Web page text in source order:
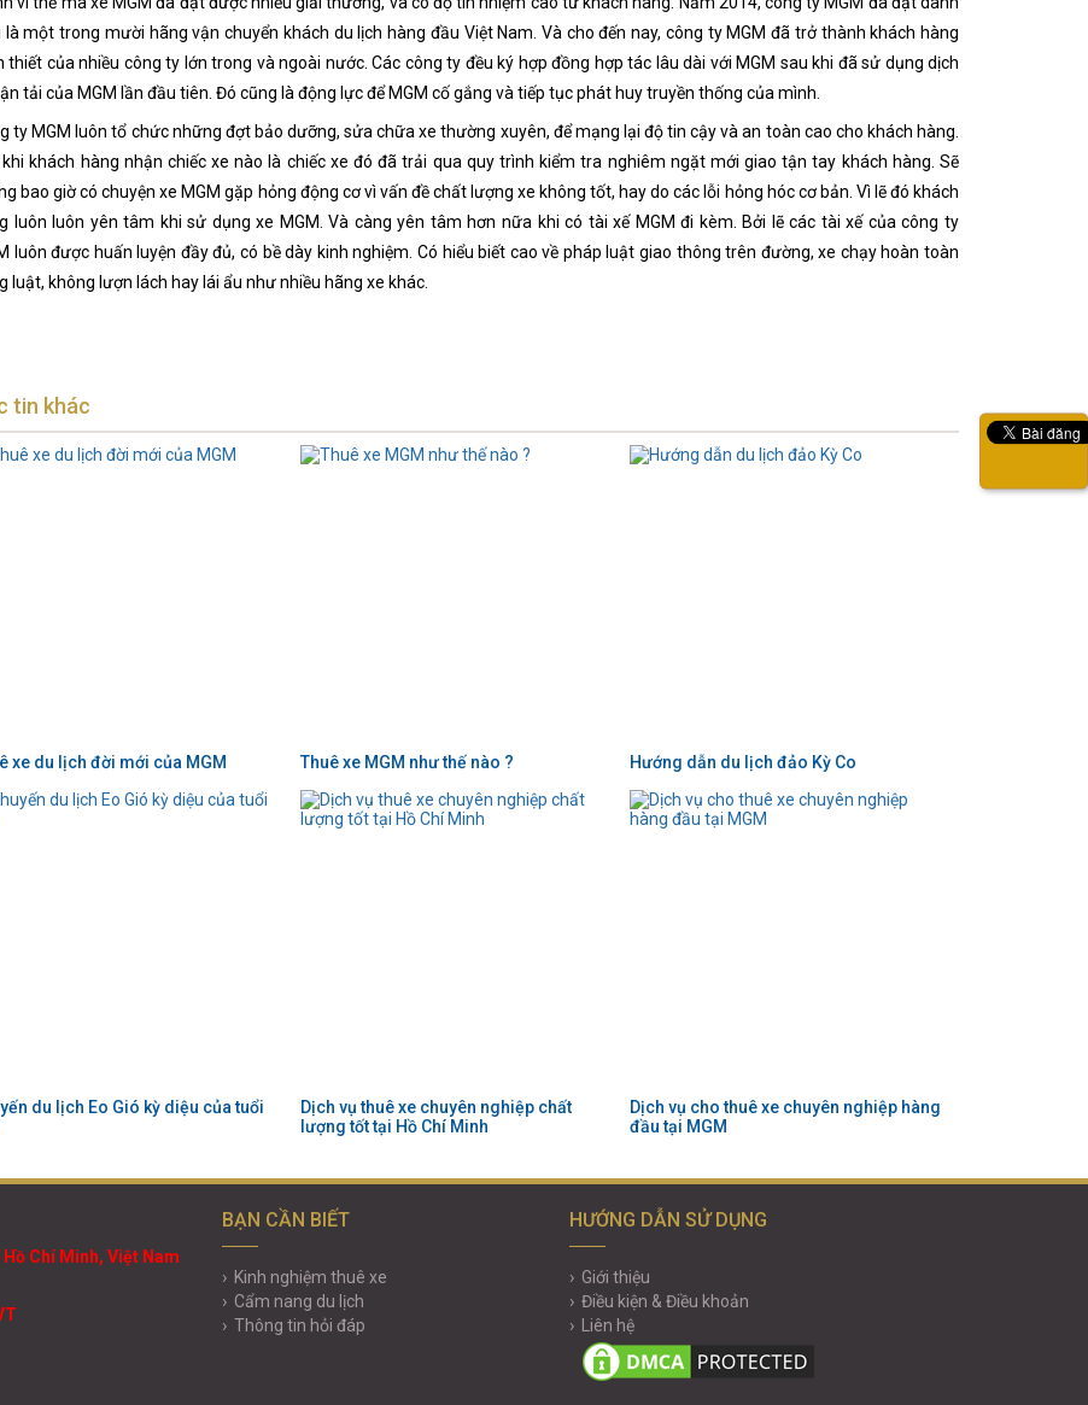
là một trong mười hãng vận chuyển khách du lịch hàng đầu Việt Nam. Và cho đến nay, công ty MGM đã trở thành khách hàng
thiết của nhiều công ty lớn trong và ngoài nước. Các công ty đều ký hợp đồng hợp tác lâu dài với MGM sau khi đã sử dụng dịch
tải của MGM lần đầu tiên. Đó cũng là động lực để MGM cố gắng và tiếp tục phát huy truyền thống của mình.
ty MGM luôn tổ chức những đợt bảo dưỡng, sửa chữa xe thường xuyên, để mạng lại độ tin cậy và an toàn cao cho khách hàng.
khi khách hàng nhận chiếc xe nào là chiếc xe đó đã trải qua quy trình kiểm tra nghiêm ngặt mới giao tận tay khách hàng. Sẽ
bao giờ có chuyện xe MGM gặp hỏng động cơ vì vấn đề chất lượng xe không tốt, hay do các lỗi hỏng hóc cơ bản. Vì lẽ đó khách
luôn luôn yên tâm khi sử dụng xe MGM. Và càng yên tâm hơn nữa khi có tài xế MGM đi kèm. Bởi lẽ các tài xế của công ty
luôn được huấn luyện đầy đủ, có bề dày kinh nghiệm. Có hiểu biết cao về pháp luật giao thông trên đường, xe chạy hoàn toàn
luật, không lượn lách hay lái ẩu như nhiều hãng xe khác.
tin khác
xe du lịch đời mới của MGM Thuê xe MGM như thế nào ? Hướng dẫn du lịch đảo Kỳ Co
du lịch Eo Gió kỳ diệu của tuổi
Dịch vụ thuê xe chuyên nghiệp chất
lượng tốt tại Hồ Chí Minh
Dịch vụ cho thuê xe chuyên nghiệp hàng
đầu tại MGM
Chí Minh, Việt Nam
BẠN CẦN BIẾT
Kinh nghiệm thuê xe
Cẩm nang du lịch
Thông tin hỏi đáp
HƯỚNG DẪN SỬ DỤNG
Giới thiệu
Điều kiện & Điều khoản
Liên hệ